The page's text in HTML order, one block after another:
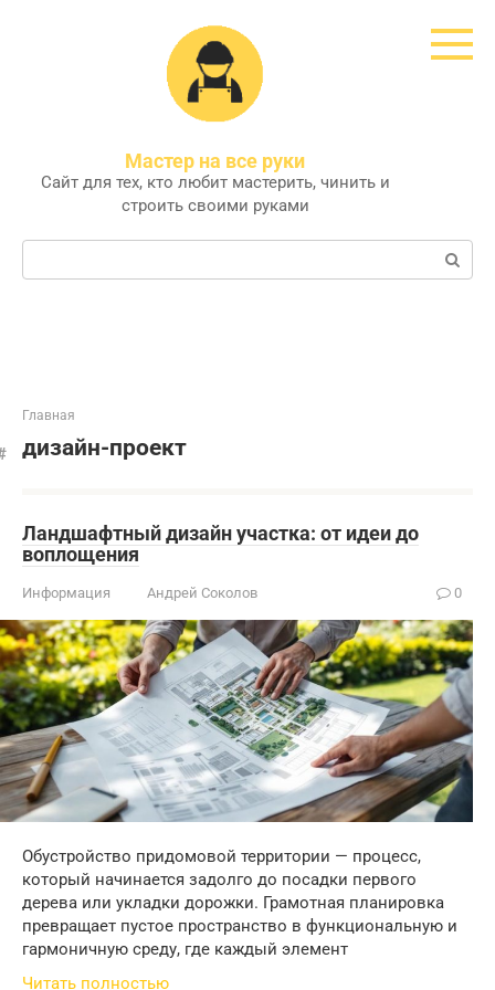
Мастер на все руки
Сайт для тех, кто любит мастерить, чинить и
строить своими руками
Поиск:
Главная
дизайн-проект
Ландшафтный дизайн участка: от идеи до
воплощения
Информация Андрей Соколов 0
Обустройство придомовой территории — процесс,
который начинается задолго до посадки первого
дерева или укладки дорожки. Грамотная планировка
превращает пустое пространство в функциональную и
гармоничную среду, где каждый элемент
Читать полностью